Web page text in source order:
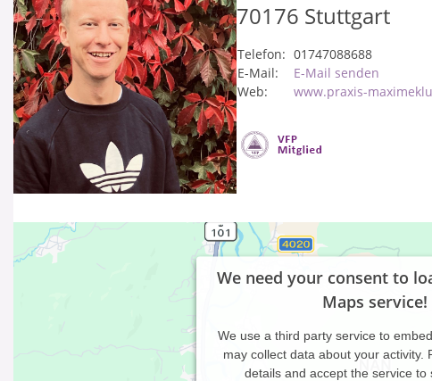
70176 Stuttgart
Telefon: 01747088688
E-Mail:
E-Mail senden
Web:
www.praxis-
We need your consent to
Maps service!
We use a third party service to
may collect data about your activity.
details and accept the service to